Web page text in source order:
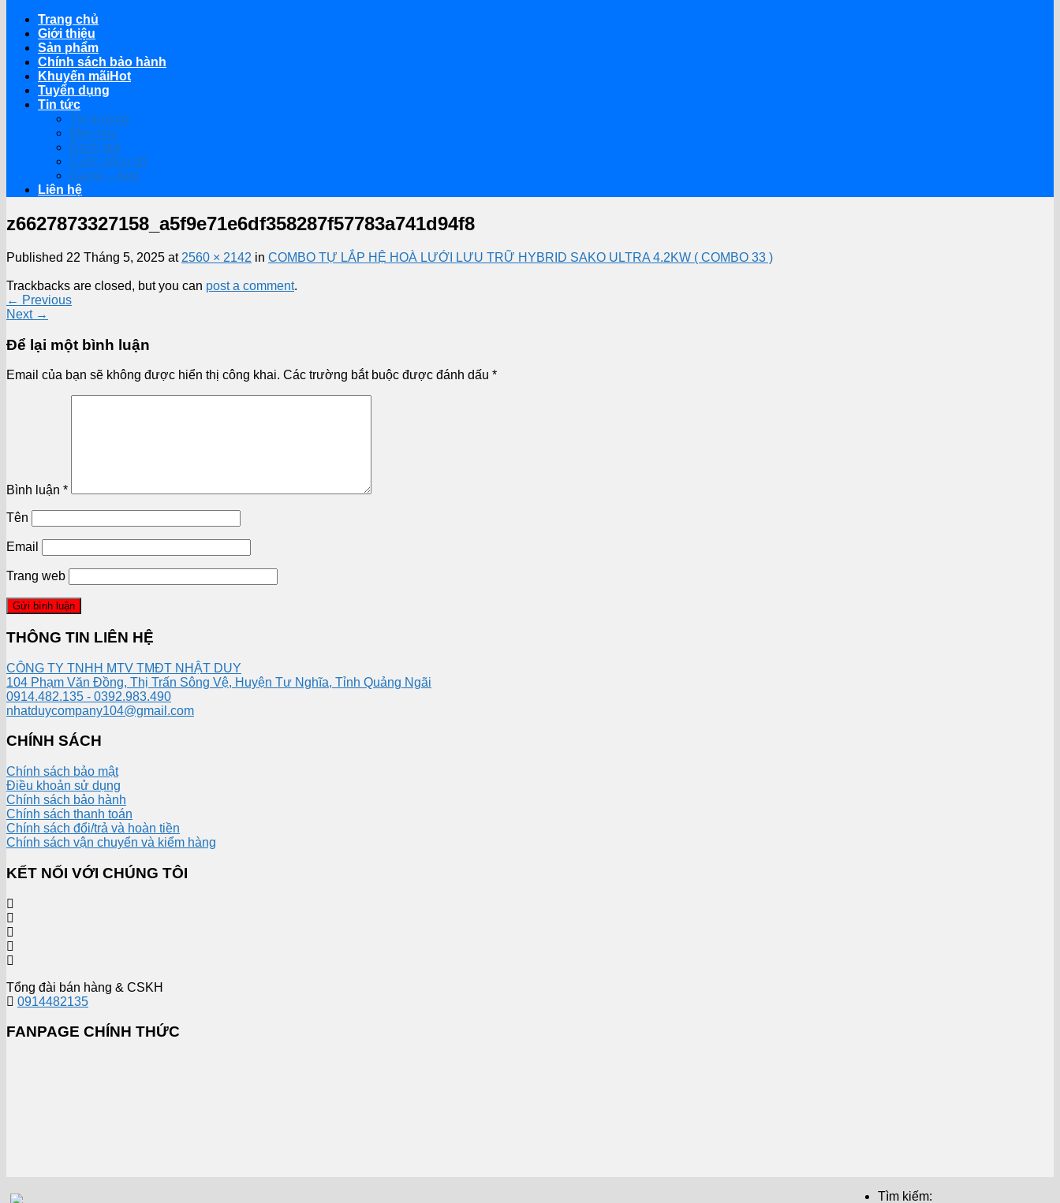
Trang chủ
Giới thiệu
Sản phẩm
Chính sách bảo hành
Khuyến mãi
Tuyển dụng
Tin tức
Thị trường
Mẹo hay
Đánh giá
Cuộc sống số
Game – App
Liên hệ
z6627873327158_a5f9e71e6df358287f57783a741d94f8
Published 22 Tháng 5, 2025 at 2560 × 2142 in COMBO TỰ LẮP HỆ HOÀ LƯỚI LƯU TRỮ HYBRID SAKO ULTRA 4.2KW ( COMBO 33 )
Trackbacks are closed, but you can post a comment.
← Previous
Next →
Để lại một bình luận
Email của bạn sẽ không được hiển thị công khai. Các trường bắt buộc được đánh dấu *
Bình luận *
Tên
Email
Trang web
THÔNG TIN LIÊN HỆ
CÔNG TY TNHH MTV TMĐT NHẬT DUY
104 Phạm Văn Đồng, Thị Trấn Sông Vệ, Huyện Tư Nghĩa, Tỉnh Quảng Ngãi
0914.482.135 - 0392.983.490
nhatduycompany104@gmail.com
CHÍNH SÁCH
Chính sách bảo mật
Điều khoản sử dụng
Chính sách bảo hành
Chính sách thanh toán
Chính sách đổi/trả và hoàn tiền
Chính sách vận chuyển và kiểm hàng
KẾT NỐI VỚI CHÚNG TÔI
Tổng đài bán hàng & CSKH
0914482135
FANPAGE CHÍNH THỨC
Tìm kiếm: